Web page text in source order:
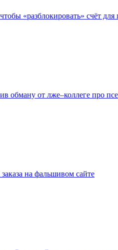
«разблокировать» счёт
обману от лже–коллеге про
на фальшивом сайте